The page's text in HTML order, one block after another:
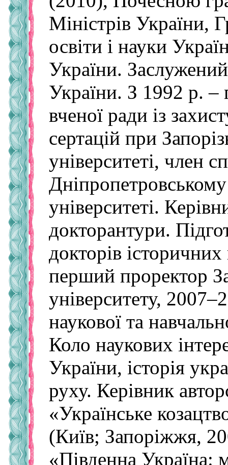
Міністрів України,
освіти і науки
України.
України. З 1992 р. –
вченої ради із
сертацій при
університеті, член
університеті.
докторантури.
докторів
перший проректор
університету,
наукової та
Коло наукових
України, історія
руху. Керівник
«Українське
(Київ; Запоріжжя,
«Південна Україна: